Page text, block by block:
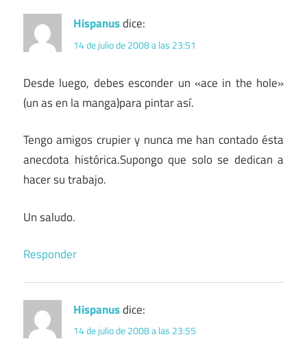
Hispanusdice:
14 de julio de 2008 a las 23:51
Desde luego, debes esconder un «ace in the hole»
(un as en la manga)para pintar así.
Tengo amigos crupier y nunca me han contado ésta
anecdota histórica.Supongo que solo se dedican a
hacer su trabajo.
Un saludo.
Responder
Hispanusdice:
14 de julio de 2008 a las 23:55